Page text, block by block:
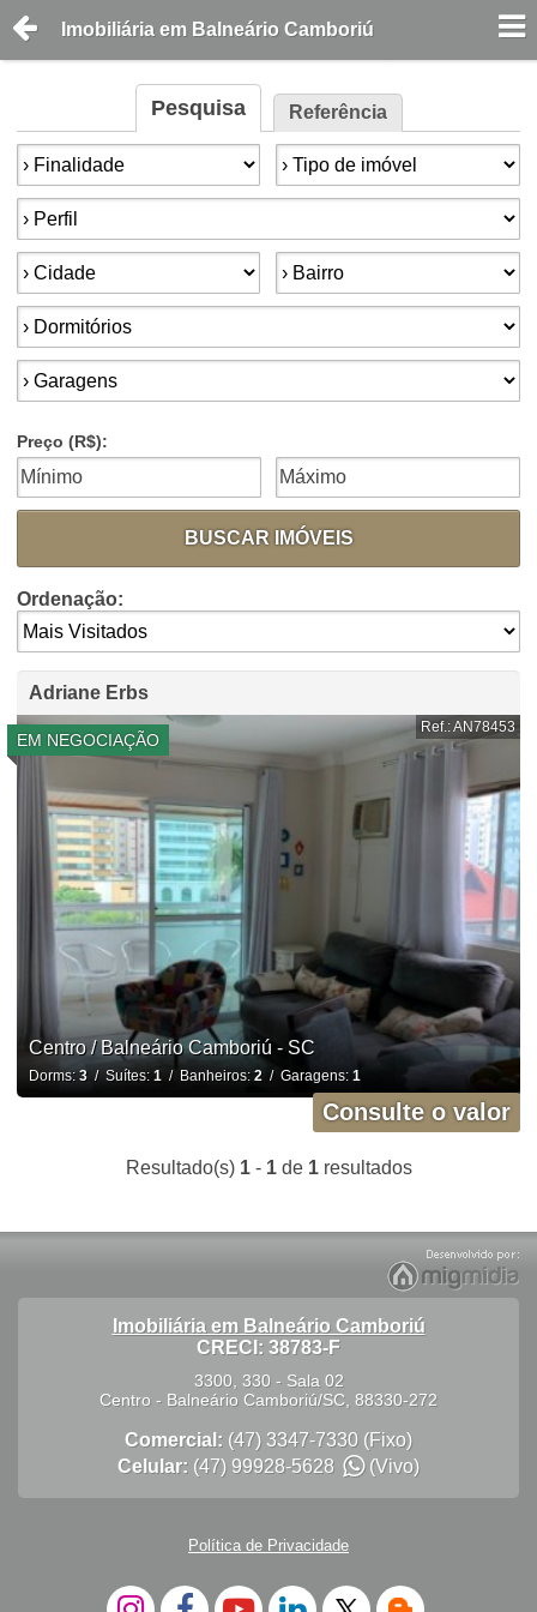
Imobiliária em Balneário Camboriú
Pesquisa Referência
Finalidade: Tipo de imóvel:
Perfil:
Cidade: Bairro:
Dormitórios:
Garagens:
Preço (R$):
BUSCAR IMÓVEIS
Ordenação:
Adriane Erbs
EM NEGOCIAÇÃO
Ref.: AN78453
Centro / Balneário Camboriú - SC
Dorms: 3/ Suítes: 1/ Banheiros: 2/ Garagens: 1
Consulte o valor
Resultado(s) 1- 1de 1resultados
Imobiliária em Balneário Camboriú
CRECI: 38783-F
3300, 330 - Sala 02
Centro - Balneário Camboriú/SC 88330-272
Comercial: (47) 3347-7330 (Fixo)
Celular: (47) 99928-5628 (Vivo)
Política de Privacidade